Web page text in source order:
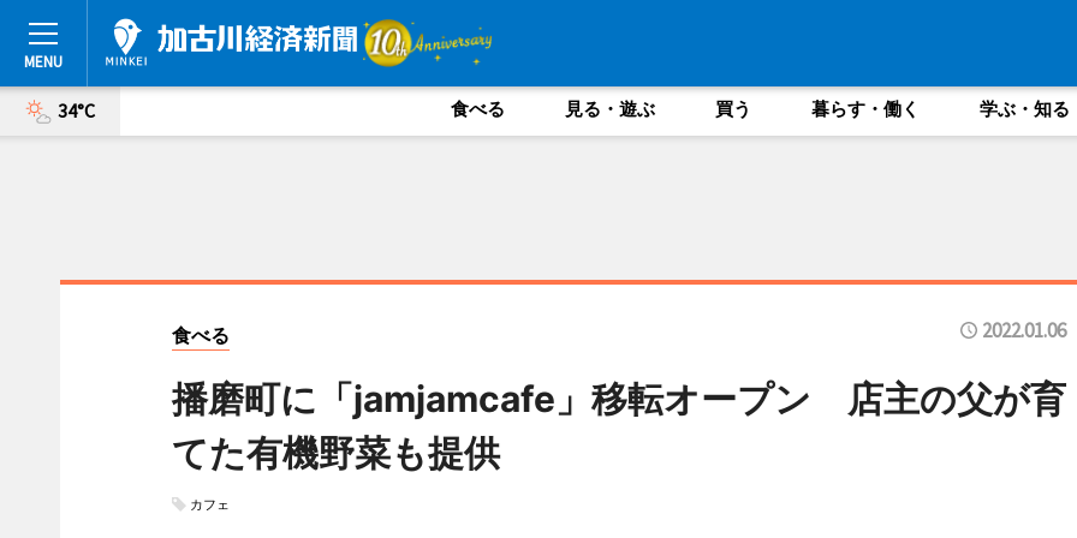
34°C 食べる 見る・遊ぶ 買う 暮らす・働く 学ぶ・知る
食べる 2022.01.06
播磨町に「jamjamcafe」移転オープン 店主の父が育
てた有機野菜も提供
カフェ